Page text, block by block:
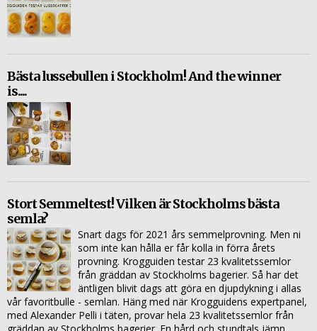
Bästa lussebullen i Stockholm! And the winner
is....
Stort Semmeltest! Vilken är Stockholms bästa
semla?
Snart dags för 2021 års semmelprovning. Men ni
som inte kan hålla er får kolla in förra årets
provning. Krogguiden testar 23 kvalitetssemlor
från gräddan av Stockholms bagerier. Så har det
äntligen blivit dags att göra en djupdykning i allas
vår favoritbulle - semlan. Häng med när Krogguidens expertpanel,
med Alexander Pelli i täten, provar hela 23 kvalitetssemlor från